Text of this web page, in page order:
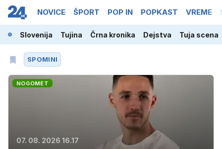
NOVICE ŠPORT POP IN POPKAST VREME
Slovenija Tujina Črna kronika Dejstva Tuja scena
SPOMINI
NOGOMET
07. 08. 2026 16.17